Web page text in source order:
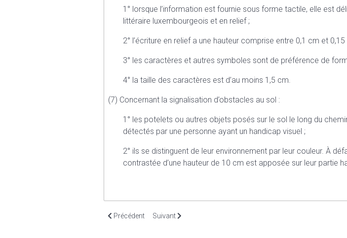
1° lorsque l’information est fournie sous forme tactile, elle est
littéraire luxembourgeois et en relief ;
2° l’écriture en relief a une hauteur comprise entre 0,1 cm et 0,15
3° les caractères et autres symboles sont de préférence de
4° la taille des caractères est d’au moins 1,5 cm.
(7) Concernant la signalisation d’obstacles au sol :
1° les potelets ou autres objets posés sur le sol le long du
détectés par une personne ayant un handicap visuel ;
2° ils se distinguent de leur environnement par leur couleur. À
contrastée d’une hauteur de 10 cm est apposée sur leur partie
Article précédent : Article 19. Besoins d’espaces libres de tout obstacle
Précédent Article suivant : Article 21. Contrastes visuels
Suivant